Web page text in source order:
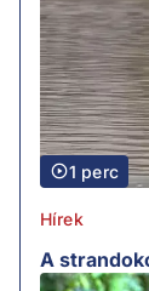
1 perc
Hírek
A